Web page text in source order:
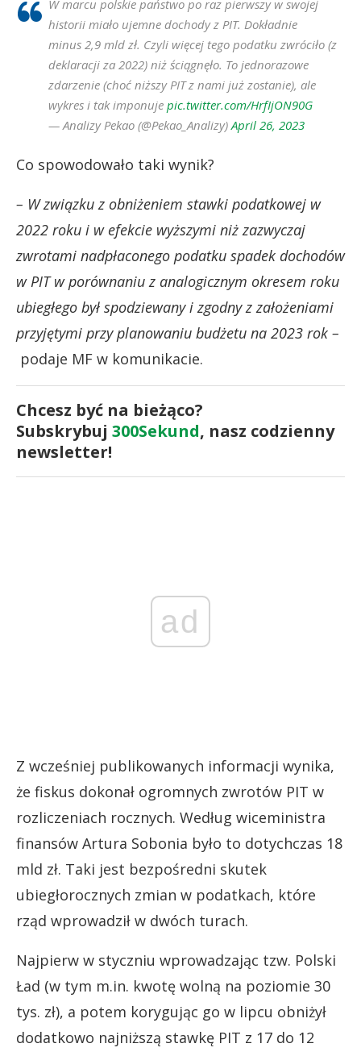
W marcu polskie państwo po raz pierwszy w swojej
historii miało ujemne dochody z PIT. Dokładnie
minus 2,9 mld zł. Czyli więcej tego podatku zwróciło (z
deklaracji za 2022) niż ściągnęło. To jednorazowe
zdarzenie (choć niższy PIT z nami już zostanie), ale
wykres i tak imponuje pic.twitter.com/HrfIjON90G
— Analizy Pekao (@Pekao_Analizy) April 26, 2023
Co spowodowało taki wynik?
– W związku z obniżeniem stawki podatkowej w
2022 roku i w efekcie wyższymi niż zazwyczaj
zwrotami nadpłaconego podatku spadek dochodów
w PIT w porównaniu z analogicznym okresem roku
ubiegłego był spodziewany i zgodny z założeniami
przyjętymi przy planowaniu budżetu na 2023 rok –
podaje MF w komunikacie.
Chcesz być na bieżąco?
Subskrybuj 300Sekund, nasz codzienny
newsletter!
ad
Z wcześniej publikowanych informacji wynika,
że fiskus dokonał ogromnych zwrotów PIT w
rozliczeniach rocznych. Według wiceministra
finansów Artura Sobonia było to dotychczas 18
mld zł. Taki jest bezpośredni skutek
ubiegłorocznych zmian w podatkach, które
rząd wprowadził w dwóch turach.
Najpierw w styczniu wprowadzając tzw. Polski
Ład (w tym m.in. kwotę wolną na poziomie 30
tys. zł), a potem korygując go w lipcu obniżył
dodatkowo najniższą stawkę PIT z 17 do 12